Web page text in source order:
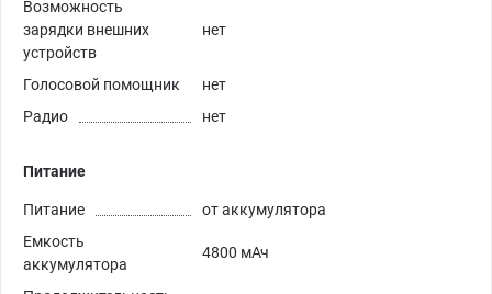
Возможность
зарядки внешних
устройств
нет
Голосовой помощник
нет
Радио
нет
Питание
Питание
от аккумулятора
Емкость
аккумулятора
4800 мАч